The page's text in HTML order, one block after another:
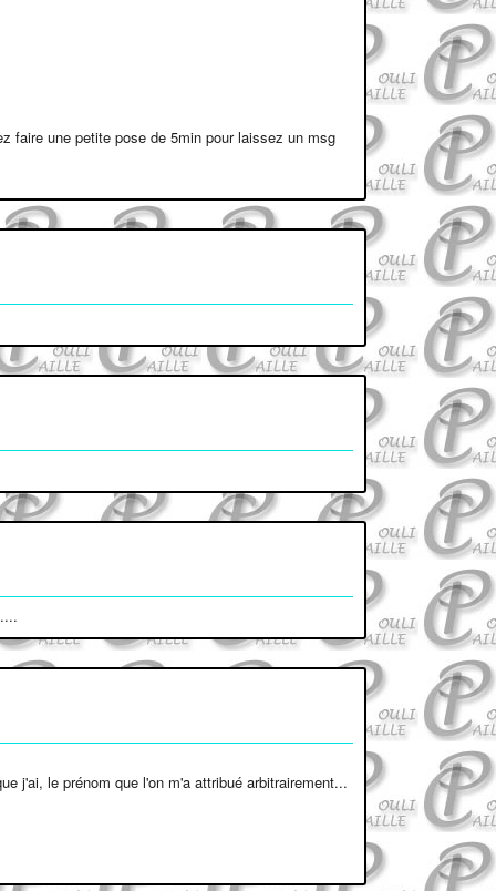
faire une petite pose de 5min pour laissez un msg
j'ai, le prénom que l'on m'a attribué arbitrairement...